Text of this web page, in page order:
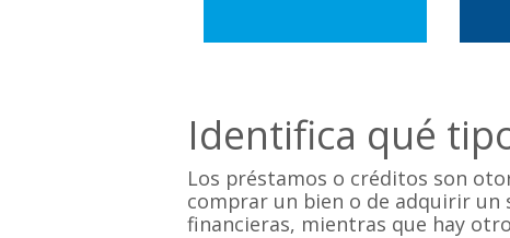
Identifica qué
Los préstamos o créditos son
comprar un bien o de adquirir un
financieras, mientras que hay